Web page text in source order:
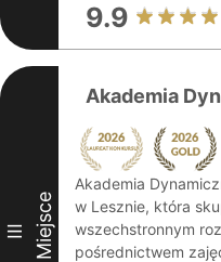
9.9
III Miejsce
Akademia
Akademia
w Lesznie, która
wszechstronnym
pośrednictwem